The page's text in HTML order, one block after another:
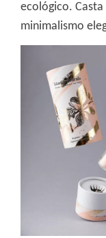
ecológico.
minimalismo